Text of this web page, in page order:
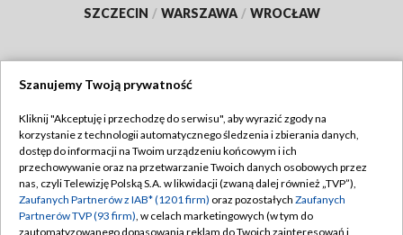
SZCZECIN / WARSZAWA / WROCŁAW
TVP
Abonament TVP
Emisja w TVP
Centrum informacji TVP
Regulamin TVP
Polityka prywatności
Moje zgody
Szanujemy Twoją prywatność
Kliknij "Akceptuję i przechodzę do serwisu", aby wyrazić zgody na
korzystanie z technologii automatycznego śledzenia i zbierania danych,
dostęp do informacji na Twoim urządzeniu końcowym i ich
przechowywanie oraz na przetwarzanie Twoich danych osobowych przez
nas, czyli Telewizję Polską S.A. w likwidacji (zwaną dalej również „TVP”),
Zaufanych Partnerów z IAB* (1201 firm) oraz pozostałych Zaufanych
Partnerów TVP (93 firm), w celach marketingowych (w tym do
zautomatyzowanego dopasowania reklam do Twoich zainteresowań i